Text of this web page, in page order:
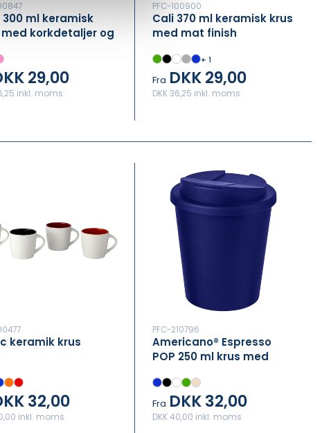
300 ml keramisk
med korkdetaljer og
29,00
inkl. moms
PFC-100900
Cali 370 ml keramisk krus
med mat finish
+ 1
Fra DKK 29,00
DKK 36,25 inkl. moms
keramik krus
32,00
inkl. moms
PFC-210796
Americano® Espresso
POP 250 ml krus med
Fra DKK 32,00
DKK 40,00 inkl. moms